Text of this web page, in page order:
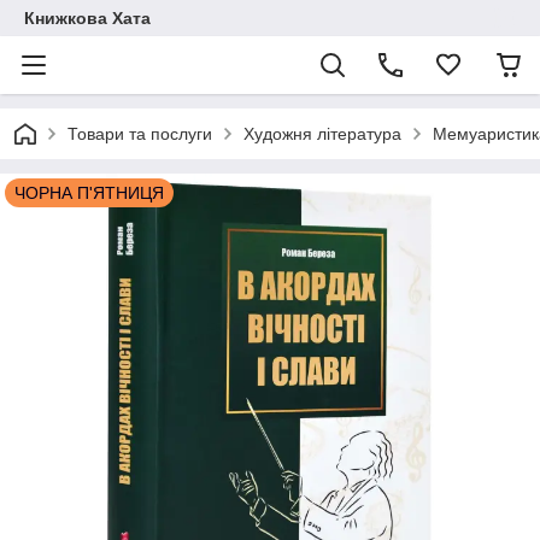
Книжкова Хата
Товари та послуги Художня література
ЧОРНА П'ЯТНИЦЯ